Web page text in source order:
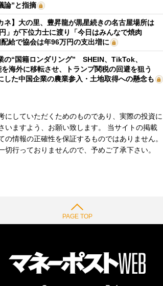
論”と指摘
ネ】大の里、豊昇龍が黒星続きの名古屋場所は
」が下位力士に渡り「今日はみんなで焼肉
給で協会は年96万円の支出増に
の“国籍ロンダリング” SHEIN、TikTok、
海外に移転させ、トランプ関税の回避を狙う
した中国企業の農業参入・土地取得への懸念も
していただくためのものであり、実際の投資に
いますよう、お願い致します。 当サイトの掲載
情報の正確性を保証するものではありません。
行っておりませんので、予めご了承下さい。
PAGE TOP